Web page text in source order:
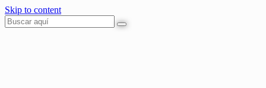
Skip to content